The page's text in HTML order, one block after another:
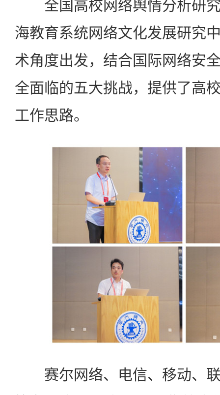
全国高校网络舆情分析研究
海教育系统网络文化发展研究
术角度出发，结合国际网络安
全面临的五大挑战，提供了高
工作思路。
赛尔网络、电信、移动、联